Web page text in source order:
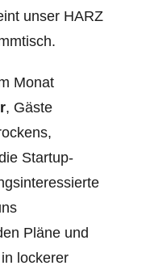
unser HARZ
Monat
, Gäste
Startup-
Pläne und
lockerer